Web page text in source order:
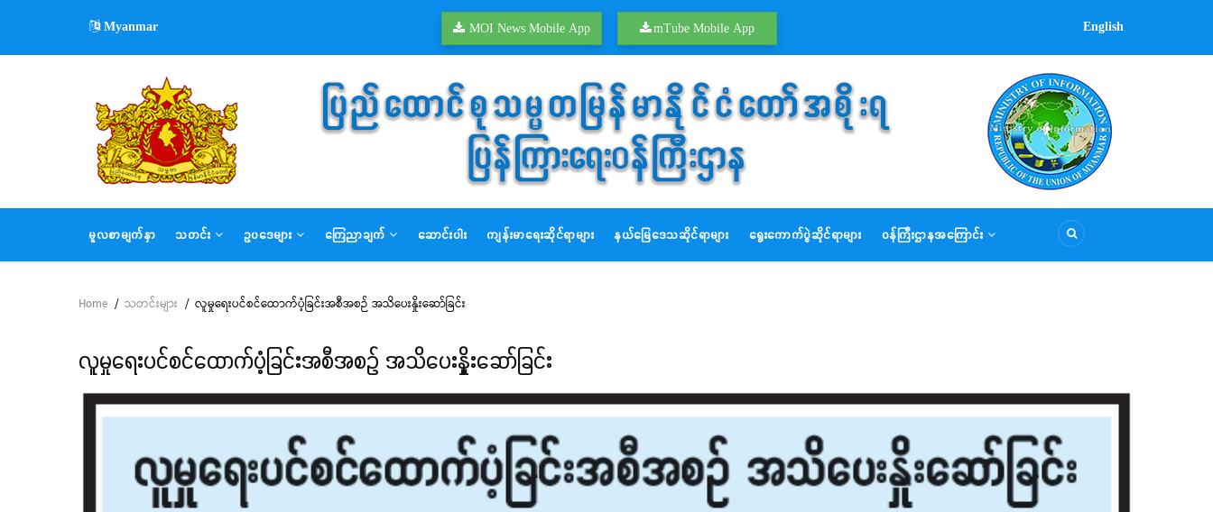
main
Myanmar MOI News Mobile App mTube Mobile App English
MAIN
NAVIGATION
မူလစာမျက်နှာ သတင်း ဥပဒေများ ကြေညာချက် ဆောင်းပါး ကျန်းမာရေးဆိုင်ရာများ နယ်မြေဒေသဆိုင်ရာများ ရွေးကောက်ပွဲဆိုင်ရာများ ဝန်ကြီးဌာနအကြောင်း
Breadcrumb
Home / သတင်းများ / လူမှုရေးပင်စင်ထောက်ပံ့ခြင်းအစီအစဉ် အသိပေးနှိုးဆော်ခြင်း
လူမှုရေးပင်စင်ထောက်ပံ့ခြင်းအစီအစဉ် အသိပေးနှိုးဆော်ခြင်း